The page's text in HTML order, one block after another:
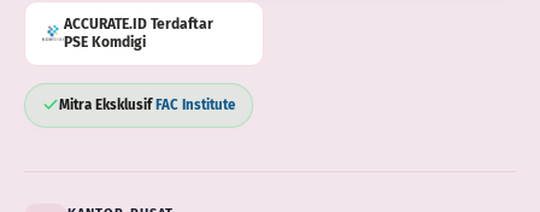
ACCURATE.ID Terdaftar
PSE Komdigi
Mitra Eksklusif FAC Institute